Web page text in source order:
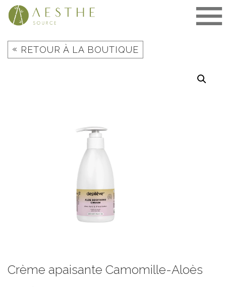
Aller
« RETOUR À LA BOUTIQUE
Crème apaisante Camomille-Aloès